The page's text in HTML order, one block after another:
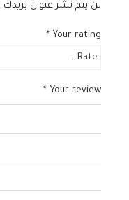
لن يتم نشر عنوان بريدك
Your rating
*
Your review
*